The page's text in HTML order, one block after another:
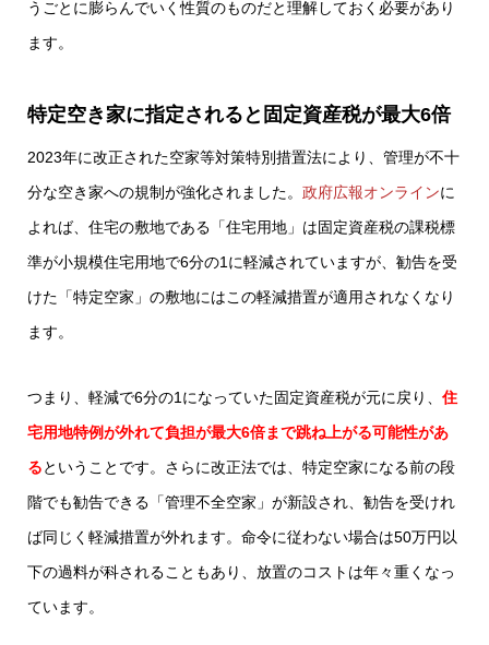
うごとに膨らんでいく性質のものだと理解しておく必要があり
ます。
特定空き家に指定されると固定資産税が最大6倍
2023年に改正された空家等対策特別措置法により、管理が不十
分な空き家への規制が強化されました。 政府広報オンラインに
よれば、住宅の敷地である「住宅用地」は固定資産税の課税標
準が小規模住宅用地で6分の1に軽減されていますが、勧告を受
けた「特定空家」の敷地にはこの軽減措置が適用されなくなり
ます。
つまり、軽減で6分の1になっていた固定資産税が元に戻り、 住
宅用地特例が外れて負担が最大6倍まで跳ね上がる可能性があ
るということです。さらに改正法では、特定空家になる前の段
階でも勧告できる「管理不全空家」が新設され、勧告を受けれ
ば同じく軽減措置が外れます。命令に従わない場合は50万円以
下の過料が科されることもあり、放置のコストは年々重くなっ
ています。